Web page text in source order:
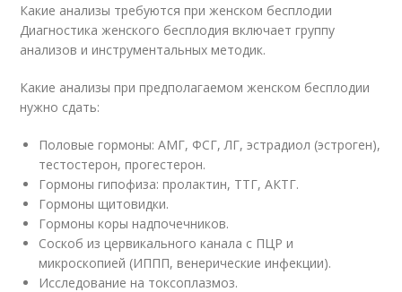
Какие анализы требуются при женском бесплодии
Диагностика женского бесплодия включает группу
анализов и инструментальных методик.
Какие анализы при предполагаемом женском бесплодии
нужно сдать:
Половые гормоны: АМГ, ФСГ, ЛГ, эстрадиол (эстроген),
тестостерон, прогестерон.
Гормоны гипофиза: пролактин, ТТГ, АКТГ.
Гормоны щитовидки.
Гормоны коры надпочечников.
Соскоб из цервикального канала с ПЦР и
микроскопией (ИППП, венерические инфекции).
Исследование на токсоплазмоз.